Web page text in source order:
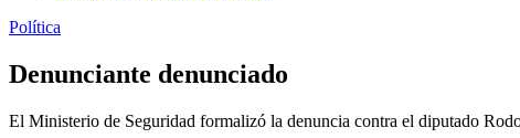
Política
Denunciante denunciado
El Ministerio de Seguridad formalizó la denuncia contra el diputado